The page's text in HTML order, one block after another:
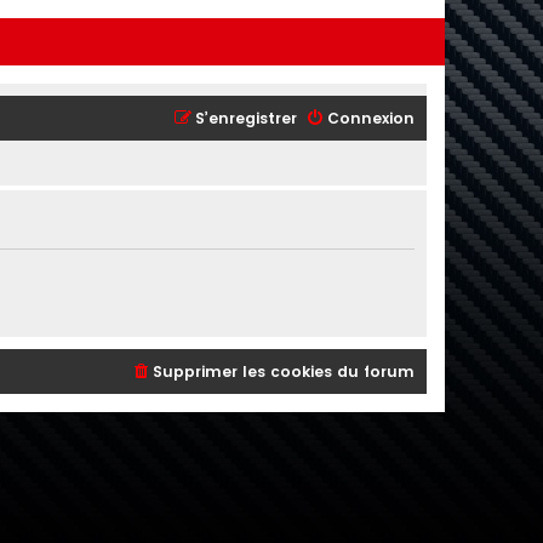
Connexion
S’enregistrer
Supprimer les cookies du forum